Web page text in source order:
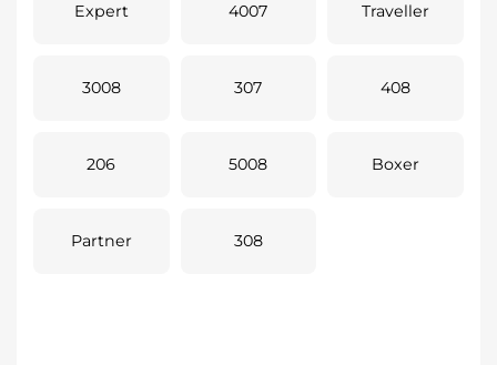
Expert 4007 Traveller
3008 307 408
206 5008 Boxer
Partner 308